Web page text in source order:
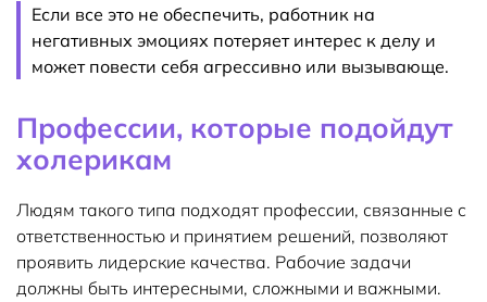
Если все это не обеспечить, работник на
негативных эмоциях потеряет интерес к делу и
может повести себя агрессивно или вызывающе.
Профессии, которые подойдут
холерикам
Людям такого типа подходят профессии, связанные с
ответственностью и принятием решений, позволяют
проявить лидерские качества. Рабочие задачи
должны быть интересными, сложными и важными.